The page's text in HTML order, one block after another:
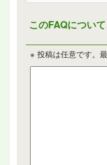
このFAQについ
※ 投稿は任意です。